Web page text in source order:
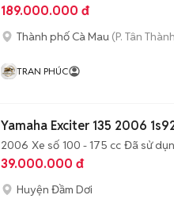
189.000.000 đ
Thành phố Cà Mau (P. Tân
TRAN PHÚC
Yamaha Exciter 135 2006
2006 Xe số 100 - 175 cc Đã sử
39.000.000 đ
Huyện Đầm Dơi